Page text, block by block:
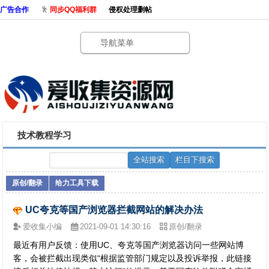
广告合作 同步QQ福利群 侵权处理删帖
导航菜单
技术教程学习
原创/翻录 给力工具下载
UC夸克等国产浏览器拦截网站的解决办法
爱收集小编 2021-09-01 14:30:16 原创/翻录
最近有用户反馈：使用UC、夸克等国产浏览器访问一些网站博
客，会被拦截出现类似“根据监管部门规定以及投诉举报，此链接